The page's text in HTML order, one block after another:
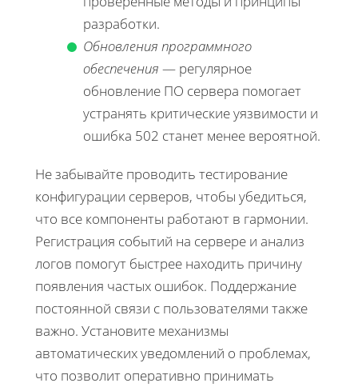
разработки.
Обновления программного
обеспечения — регулярное
обновление ПО сервера помогает
устранять критические уязвимости и
ошибка 502 станет менее вероятной.
Не забывайте проводить тестирование
конфигурации серверов, чтобы убедиться,
что все компоненты работают в гармонии.
Регистрация событий на сервере и анализ
логов помогут быстрее находить причину
появления частых ошибок. Поддержание
постоянной связи с пользователями также
важно. Установите механизмы
автоматических уведомлений о проблемах,
что позволит оперативно принимать